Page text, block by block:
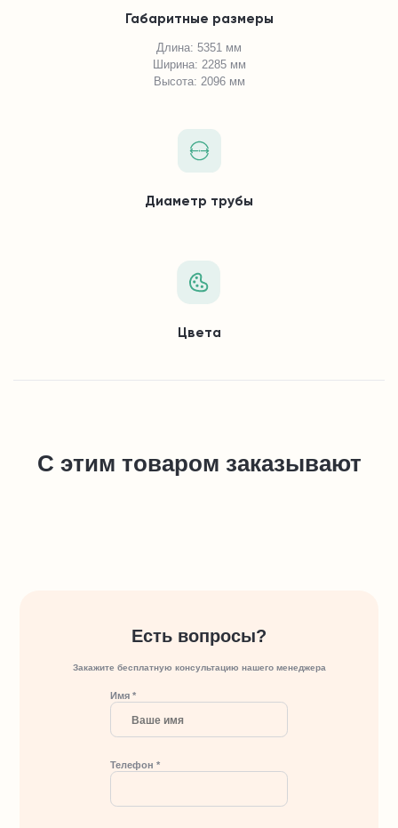
Габаритные размеры
Длина: 5351 мм
Ширина: 2285 мм
Высота: 2096 мм
Диаметр трубы
Цвета
С этим товаром заказывают
Есть вопросы?
Закажите бесплатную консультацию нашего менеджера
Имя *
Телефон *